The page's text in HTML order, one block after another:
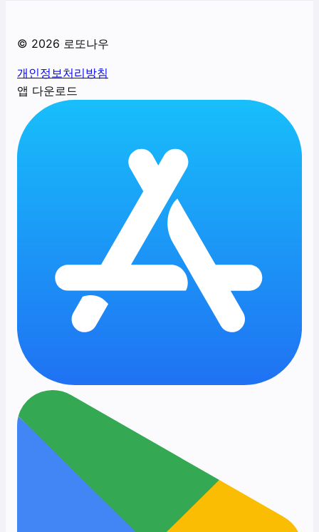
© 2026 로또나우
개인정보처리방침
앱 다운로드